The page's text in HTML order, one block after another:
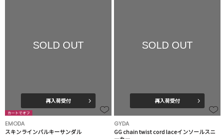
SOLD OUT
再入荷受付
EMODA
スキンラインバルキーサンダル
SOLD OUT
再入荷受付
GYDA
GG chain twist cord laceインソールスニ